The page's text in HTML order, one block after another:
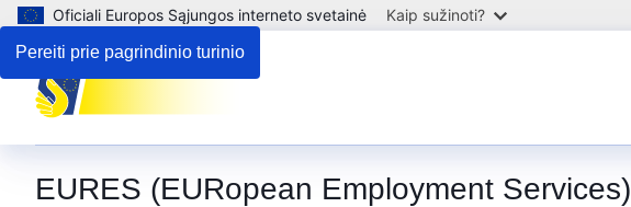
Pereiti prie pagrindinio turinio
Oficiali Europos Sąjungos interneto svetainė Kaip sužinoti?
EURES (EURopean Employment Services)